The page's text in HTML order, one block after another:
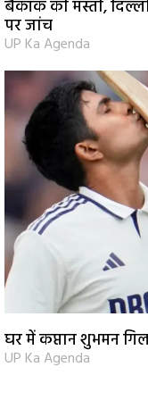
बैंकॉक की मस्ती,
पर जांच
UP Ka Agenda
घर में कप्तान शुभमन
UP Ka Agenda